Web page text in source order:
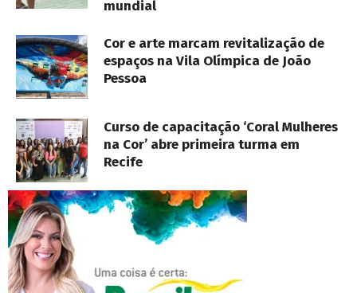
mundial
Cor e arte marcam revitalização de
espaços na Vila Olímpica de João
Pessoa
Curso de capacitação ‘Coral Mulheres
na Cor’ abre primeira turma em
Recife